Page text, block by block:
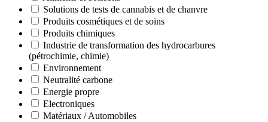
Solutions de tests de cannabis et de chanvre
Produits cosmétiques et de soins
Produits chimiques
Industrie de transformation des hydrocarbures
(pétrochimie, chimie)
Environnement
Neutralité carbone
Energie propre
Electroniques
Matériaux / Automobiles